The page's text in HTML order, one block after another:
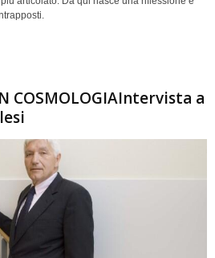
COSMOLOGIAIntervista a